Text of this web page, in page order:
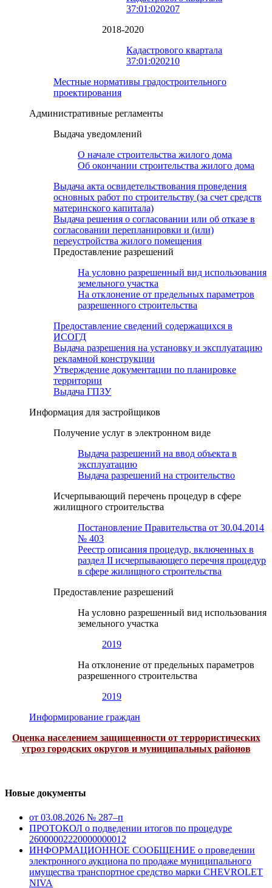
37:01:020207
2018-2020
Кадастрового квартала
37:01:020210
Местные нормативы градостроительного
проектирования
Административные регламенты
Выдача уведомлений
О начале строительства жилого дома
Об окончании строительства жилого дома
Выдача акта освидетельствования проведения
основных работ по строительству (за счет средств
материнского капитала)
Выдача решения о согласовании или об отказе в
согласовании перепланировки и (или)
переустройства жилого помещения
Предоставление разрешений
На условно разрешенный вид использования
земельного участка
На отклонение от предельных параметров
разрешенного строительства
Предоставление сведений содержащихся в
ИСОГД
Выдача разрешения на установку и эксплуатацию
рекламной конструкции
Утверждение документации по планировке
территории
Выдача ГПЗУ
Информация для застройщиков
Получение услуг в электронном виде
Выдача разрешений на ввод объекта в
эксплуатацию
Выдача разрешений на строительство
Исчерпывающий перечень процедур в сфере
жилищного строительства
Постановление Правительства от 30.04.2014
№ 403
Реестр описания процедур, включенных в
раздел II исчерпывающего перечня процедур
в сфере жилищного строительства
Предоставление разрешений
На условно разрешенный вид использования
земельного участка
2019
На отклонение от предельных параметров
разрешенного строительства
2019
Информирование граждан
Оценка населением защищенности от террористических
угроз городских округов и муниципальных районов
Новые документы
от 03.08.2026 № 287–п
ПРОТОКОЛ о подведении итогов по процедуре
26000002220000000012
ИНФОРМАЦИОННОЕ СООБЩЕНИЕ о проведении
электронного аукциона по продаже муниципального
имущества транспортное средство марки CHEVROLET
NIVA